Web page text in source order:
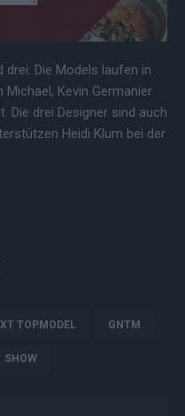
drei: Die Models laufen in
Kevin Germanier
Die drei Designer sind auch
Heidi Klum bei der
TOPMODEL GNTM
SHOW